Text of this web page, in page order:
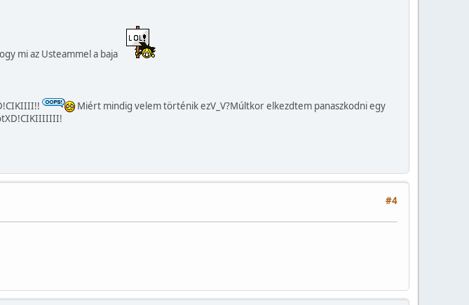
mi az Usteammel a baja
Miért mindig velem történik ezV_V?Múltkor elkezdtem panaszkodni egy
#4